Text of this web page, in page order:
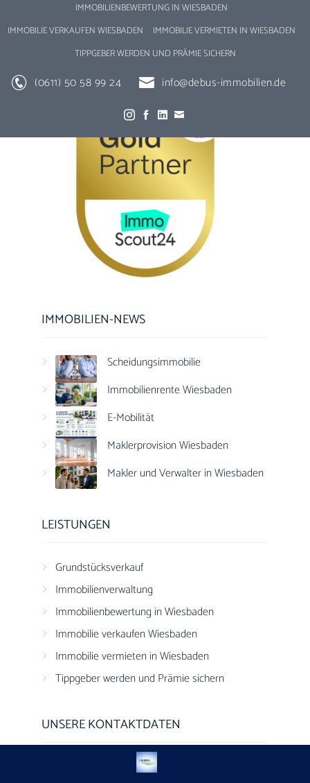
IMMOBILIENBEWERTUNG IN WIESBADEN
IMMOBILIE VERKAUFEN WIESBADEN
IMMOBILIE VERMIETEN IN WIESBADEN
TIPPGEBER WERDEN UND PRÄMIE SICHERN
(0611) 50 58 99 24 info@debus-immobilien.de
IMMOBILIEN-NEWS
Scheidungsimmobilie
Immobilienrente Wiesbaden
E-Mobilität
Maklerprovision Wiesbaden
Makler und Verwalter in Wiesbaden
LEISTUNGEN
Grundstücksverkauf
Immobilienverwaltung
Immobilienbewertung in Wiesbaden
Immobilie verkaufen Wiesbaden
Immobilie vermieten in Wiesbaden
Tippgeber werden und Prämie sichern
UNSERE KONTAKTDATEN